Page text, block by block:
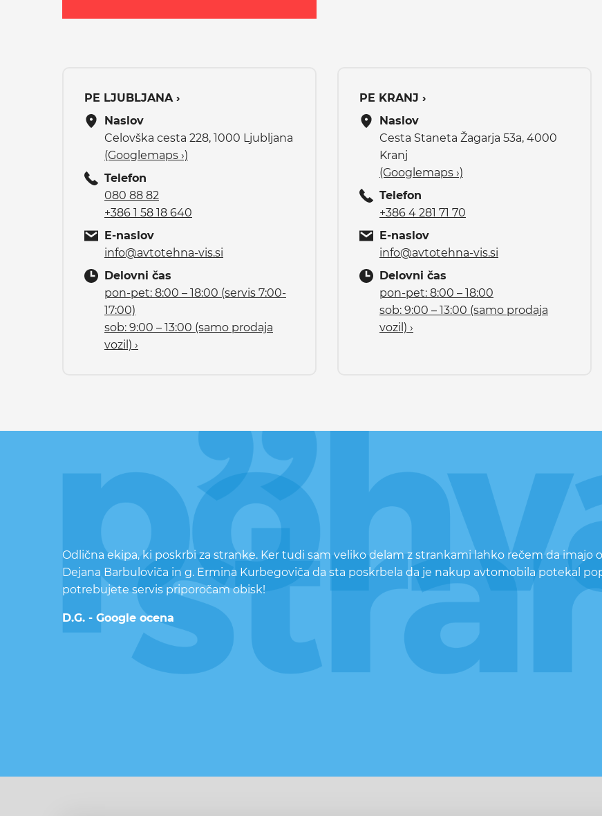
PE LJUBLJANA ›
Naslov
Celovška cesta 228, 1000 Ljubljana
(Googlemaps ›)
Telefon
080 88 82
+386 1 58 18 640
E-naslov
info@avtotehna-vis.si
Delovni čas
pon-pet: 8:00 – 18:00 (servis 7:00-
17:00)
sob: 9:00 – 13:00 (samo prodaja
vozil) ›
PE KRANJ ›
Naslov
Cesta Staneta Žagarja 53a, 4000
Kranj
(Googlemaps ›)
Telefon
+386 4 281 71 70
E-naslov
info@avtotehna-vis.si
Delovni čas
pon-pet: 8:00 – 18:00
sob: 9:00 – 13:00 (samo prodaja
vozil) ›
Odlična ekipa, ki poskrbi za stranke. Ker tudi sam veliko delam z strankami lahko rečem da imajo
Dejana Barbuloviča in g. Ermina Kurbegoviča da sta poskrbela da je nakup avtomobila potekal
potrebujete servis priporočam obisk!
D.G. - Google ocena